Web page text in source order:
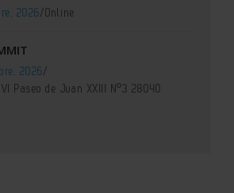
2026/Online
2026/
Paseo de Juan XXIII Nº3 28040